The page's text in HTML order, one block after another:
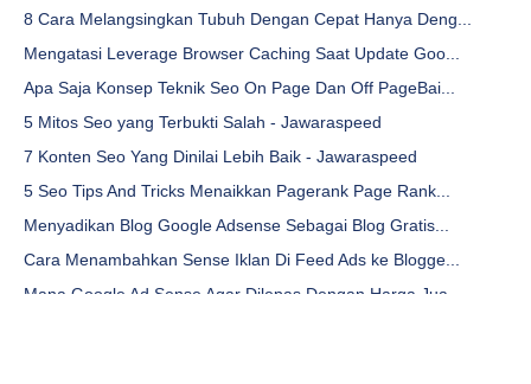
8 Cara Melangsingkan Tubuh Dengan Cepat Hanya Deng...
Mengatasi Leverage Browser Caching Saat Update Goo...
Apa Saja Konsep Teknik Seo On Page Dan Off PageBai...
5 Mitos Seo yang Terbukti Salah - Jawaraspeed
7 Konten Seo Yang Dinilai Lebih Baik - Jawaraspeed
5 Seo Tips And Tricks Menaikkan Pagerank Page Rank...
Menyadikan Blog Google Adsense Sebagai Blog Gratis...
Cara Menambahkan Sense Iklan Di Feed Ads ke Blogge...
Mana Google Ad Sense Agar Dilepas Dengan Harga Jua...